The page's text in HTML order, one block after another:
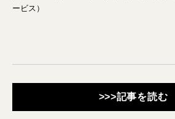
ービス）
>>>記事を読む